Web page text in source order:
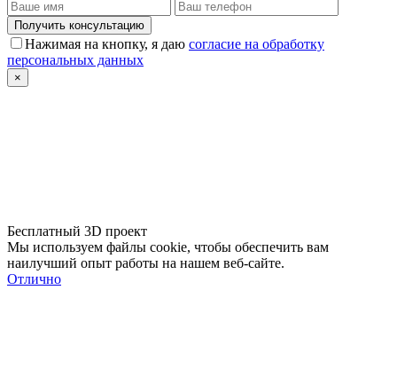
Получить консультацию
Нажимая на кнопку, я даю согласие на обработку
персональных данных
×
Бесплатный 3D проект
Мы используем файлы cookie, чтобы обеспечить вам
наилучший опыт работы на нашем веб-сайте.
Отлично